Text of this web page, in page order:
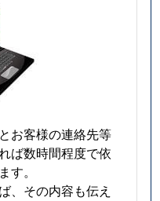
お客様の連絡先等
ば数時間程度で依
す。
、その内容も伝え